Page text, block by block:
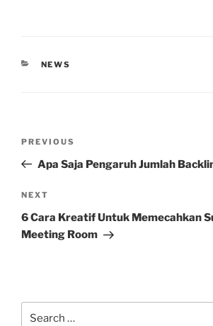
CATEGORIES
NEWS
Previous
Post
PREVIOUS
Apa Saja Pengaruh Jumlah
Next
Post
NEXT
6 Cara Kreatif Untuk Memecahkan
Meeting Room